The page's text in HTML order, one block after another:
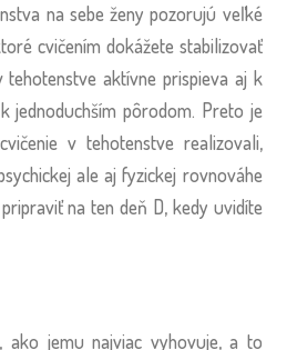
na sebe ženy pozorujú veľké
cvičením dokážete stabilizovať
aktívne prispieva aj k
jednoduchším pôrodom. Preto je
v tehotenstve realizovali,
ale aj fyzickej rovnováhe
na ten deň D, kedy uvidíte
ako jemu najviac vyhovuje, a to